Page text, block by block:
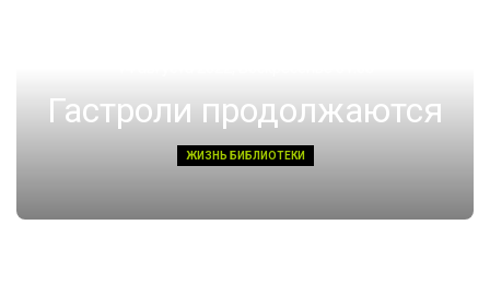
Гастроли продолжаются
ЖИЗНЬ БИБЛИОТЕКИ